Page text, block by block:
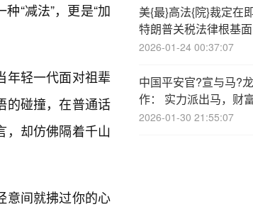
“减法”，更是“加
年轻一代面对祖辈
的碰撞，在普通话
，却仿佛隔着千山
意间就拂过你的心
美{最}高法{院}裁定在
特朗普关税法律根基
终极考验
2026-01-24 00:37:07
中国平安官?宣与马?
作： 实力派出马，财
健康、养老一条“龙”规划
2026-01-30 21:55:07